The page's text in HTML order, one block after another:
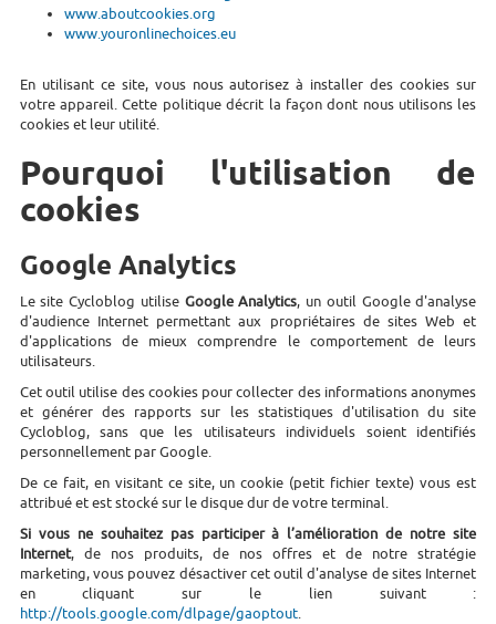
www.aboutcookies.org
www.youronlinechoices.eu
En utilisant ce site, vous nous autorisez à installer des cookies sur
votre appareil. Cette politique décrit la façon dont nous utilisons les
cookies et leur utilité.
Pourquoi l'utilisation de
cookies
Google Analytics
Le site Cycloblog utilise Google Analytics, un outil Google d'analyse
d'audience Internet permettant aux propriétaires de sites Web et
d'applications de mieux comprendre le comportement de leurs
utilisateurs.
Cet outil utilise des cookies pour collecter des informations anonymes
et générer des rapports sur les statistiques d'utilisation du site
Cycloblog, sans que les utilisateurs individuels soient identifiés
personnellement par Google.
De ce fait, en visitant ce site, un cookie (petit fichier texte) vous est
attribué et est stocké sur le disque dur de votre terminal.
Si vous ne souhaitez pas participer à l’amélioration de notre site
Internet, de nos produits, de nos offres et de notre stratégie
marketing, vous pouvez désactiver cet outil d'analyse de sites Internet
en cliquant sur le lien suivant :
http://tools.google.com/dlpage/gaoptout.